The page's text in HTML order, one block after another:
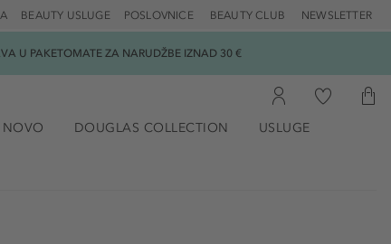
POSLOVNICE BEAUTY CLUB NEWSLETTER
BEAUTY USLUGE
U PAKETOMATE ZA NARUDŽBE IZNAD 30 €
NOVO DOUGLAS COLLECTION USLUGE